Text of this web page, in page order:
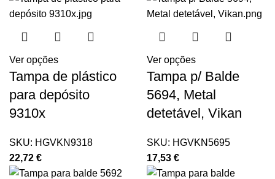
Ver opções
Tampa de plástico
para depósito
9310x
SKU: HGVKN9318
22,72 €
Ver opções
Tampa p/ Balde
5694, Metal
detetável, Vikan
SKU: HGVKN5695
17,53 €